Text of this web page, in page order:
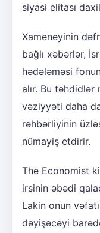
siyasi elitası
Xameneyinin
bağlı xəbərlər,
hədələməsi
alır. Bu
vəziyyəti daha
rəhbərliyinin
nümayiş etdirir.
The Economist
irsinin əbədi
Lakin onun
dəyişəcəyi